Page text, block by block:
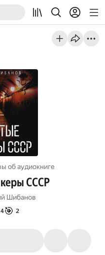
об aудиокниге
СССР
Шибанов
4🎯 2